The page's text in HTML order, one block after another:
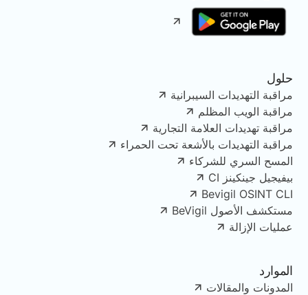
حلول
مراقبة التهديدات السيبرانية
مراقبة الويب المظلم
مراقبة تهديدات العلامة التجارية
مراقبة التهديدات بالأشعة تحت الحمراء
المسح السري للشركاء
بيفيجيل جينكينز CI
Bevigil OSINT CLI
مستكشف الأصول BeVigil
عمليات الإزالة
الموارد
المدونات والمقالات